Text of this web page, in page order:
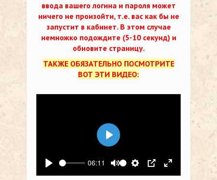
ввода вашего логина и пароля может
ничего не произойти, т.е. вас как бы не
запустит в кабинет. В этом случае
немножко подождите (5-10 секунд) и
обновите страницу.
ТАКЖЕ ОБЯЗАТЕЛЬНО ПОСМОТРИТЕ
ВОТ ЭТИ ВИДЕО:
Воспроизвести
06:11
Выключить звук
Настройки
PIP На весь
Воспроизвести